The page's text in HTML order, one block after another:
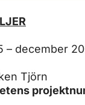
– december
Tjörn